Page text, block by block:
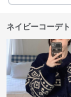
ネイビーコーデ